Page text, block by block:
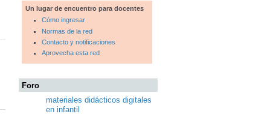
Un lugar de encuentro para docentes
Cómo ingresar
Normas de la red
Contacto y notificaciones
Aprovecha esta red
Foro
materiales didácticos digitales
en infantil